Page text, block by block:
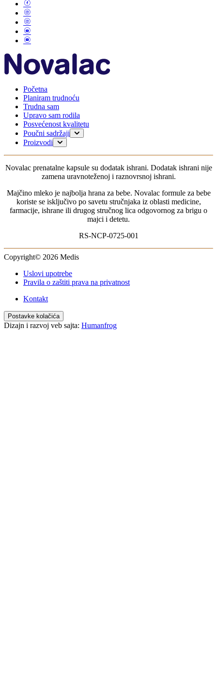
Početna
Planiram trudnoću
Trudna sam
Upravo sam rodila
Posvećenost kvalitetu
Poučni sadržaji
Planiranje trudnoće
Moje dete
Proizvodi
6-12 meseci
1-3 godine
Za odojčad sa probavnim tegobama
Za dojenčad s alergijama
Novalac prenatalne kapsule su dodatak ishrani. Dodatak ishrani nije
zamena uravnoteženoj i raznovrsnoj ishrani.
Majčino mleko je najbolja hrana za bebe. Novalac formule za bebe
koriste se isključivo po savetu stručnjaka iz oblasti medicine,
farmacije, ishrane ili drugog stručnog lica odgovornog za brigu o
majci i detetu.
RS-NCP-0725-001
Copyright© 2026 Medis
Uslovi upotrebe
Pravila o zaštiti prava na privatnost
Kontakt
Postavke kolačića
Dizajn i razvoj veb sajta: Humanfrog